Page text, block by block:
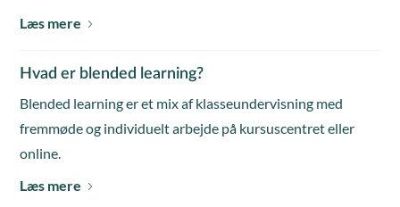
Læs mere
Hvad er blended learning?
Blended learning er et mix af klasseundervisning med
fremmøde og individuelt arbejde på kursuscentret eller
online.
Læs mere